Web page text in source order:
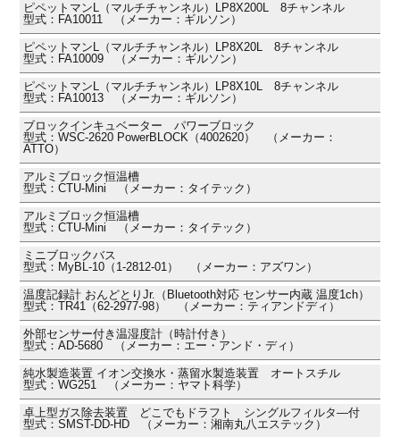
ピペットマンL（マルチチャンネル）LP8X200L 8チャンネル
型式：FA10011 （メーカー：ギルソン）
ピペットマンL（マルチチャンネル）LP8X20L 8チャンネル
型式：FA10009 （メーカー：ギルソン）
ピペットマンL（マルチチャンネル）LP8X10L 8チャンネル
型式：FA10013 （メーカー：ギルソン）
ブロックインキュベーター パワーブロック
型式：WSC-2620 PowerBLOCK（4002620） （メーカー：
ATTO）
アルミブロック恒温槽
型式：CTU-Mini （メーカー：タイテック）
アルミブロック恒温槽
型式：CTU-Mini （メーカー：タイテック）
ミニブロックバス
型式：MyBL-10（1-2812-01） （メーカー：アズワン）
温度記録計 おんどとりJr.（Bluetooth対応 センサー内蔵 温度1ch）
型式：TR41（62-2977-98） （メーカー：ティアンドディ）
外部センサー付き温湿度計（時計付き）
型式：AD-5680 （メーカー：エー・アンド・ディ）
純水製造装置 イオン交換水・蒸留水製造装置 オートスチル
型式：WG251 （メーカー：ヤマト科学）
卓上型ガス除去装置 どこでもドラフト シングルフィルタ―付
型式：SMST-DD-HD （メーカー：湘南丸八エステック）